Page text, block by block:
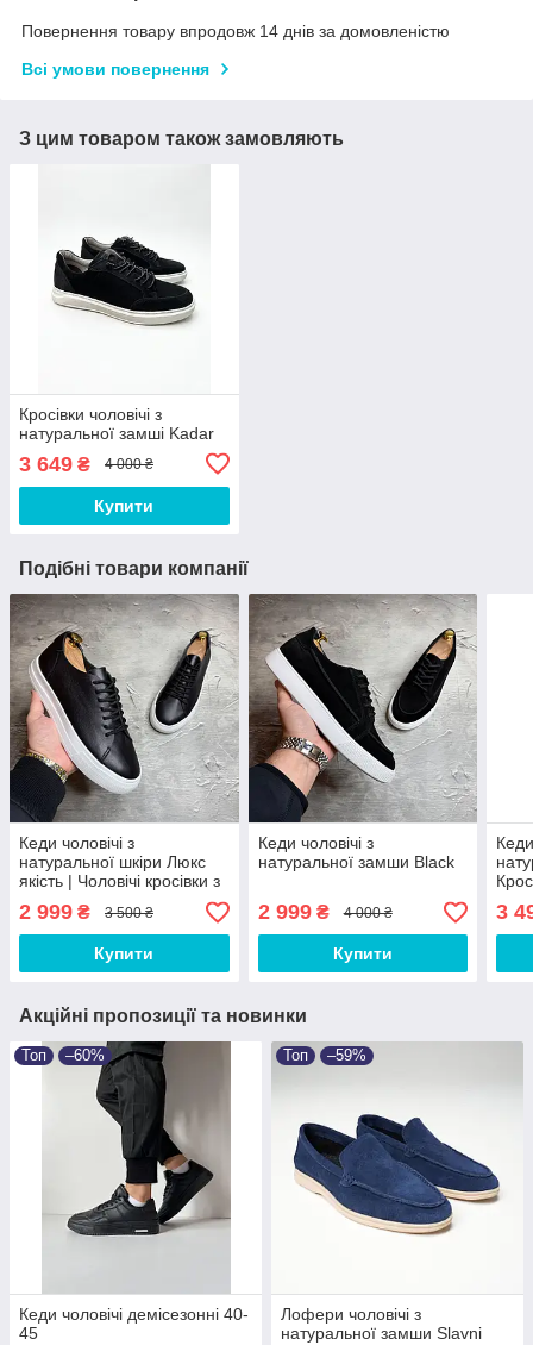
Повернення товару впродовж 14 днів за домовленістю
Всі умови повернення
З цим товаром також замовляють
Кросівки чоловічі з
натуральної замші Kadar
3 649 ₴ 4 000 ₴
Купити
Подібні товари компанії
Кеди чоловічі з
натуральної шкіри Люкс
якість | Чоловічі кросівки з
натуральної замши
Демісезон
2 999 ₴ 3 500 ₴
Купити
Кеди чоловічі з
натуральної замши Black
2 999₴ 4 000 ₴
Купити
3
Акційні пропозиції та новинки
Топ –60%
Кеди чоловічі демісезонні 40-
45
Топ –59%
Лофери чоловічі з
натуральної замши Slavni